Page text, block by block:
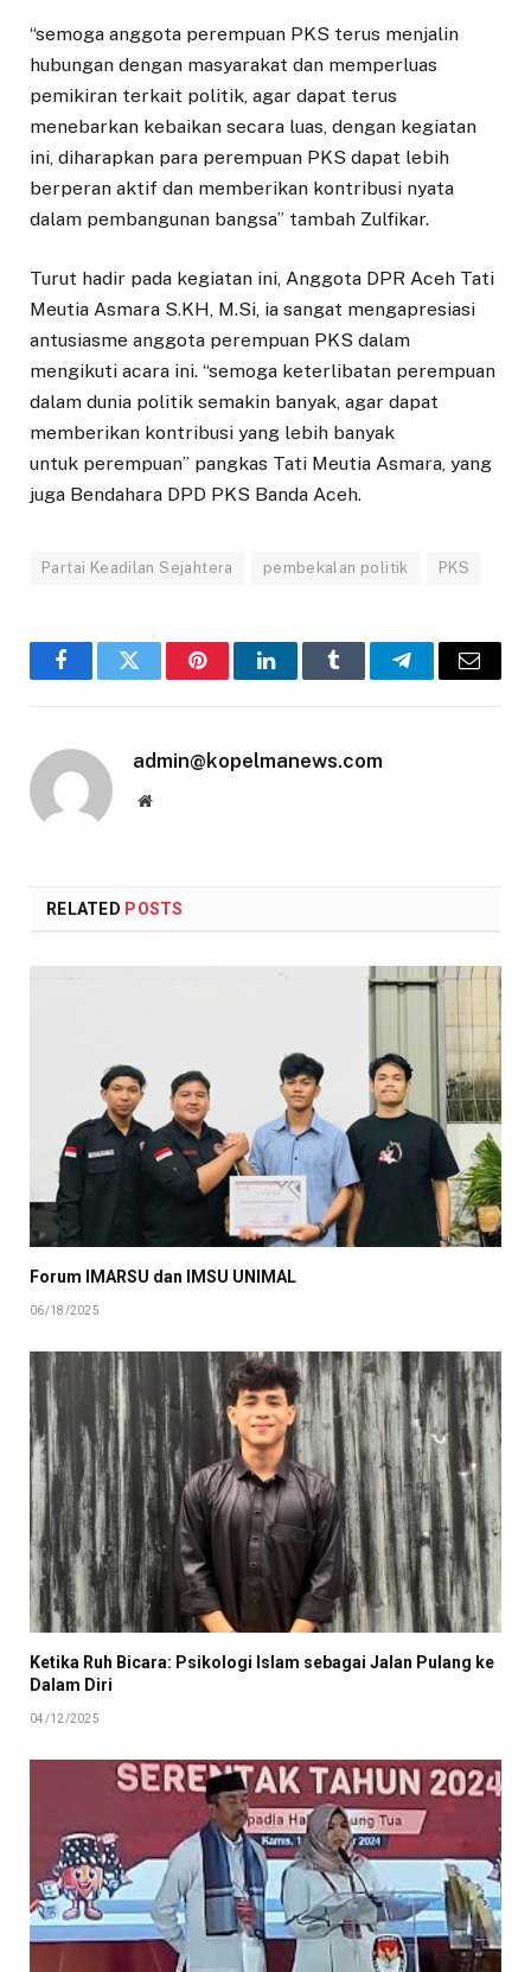
“semoga anggota perempuan PKS terus menjalin
hubungan dengan masyarakat dan memperluas
pemikiran terkait politik, agar dapat terus
menebarkan kebaikan secara luas, dengan kegiatan
ini, diharapkan para perempuan PKS dapat lebih
berperan aktif dan memberikan kontribusi nyata
dalam pembangunan bangsa” tambah Zulfikar.
Turut hadir pada kegiatan ini, Anggota DPR Aceh Tati
Meutia Asmara S.KH, M.Si, ia sangat mengapresiasi
antusiasme anggota perempuan PKS dalam
mengikuti acara ini. “semoga keterlibatan perempuan
dalam dunia politik semakin banyak, agar dapat
memberikan kontribusi yang lebih banyak
untuk perempuan” pangkas Tati Meutia Asmara, yang
juga Bendahara DPD PKS Banda Aceh.
Partai Keadilan Sejahtera pembekalan politik PKS
FacebookTwitter PinterestLinkedInTumblr TelegramEmail
admin@kopelmanews.com
Website
RELATED POSTS
Forum IMARSU dan IMSU UNIMAL
06/18/2025
Ketika Ruh Bicara: Psikologi Islam sebagai Jalan Pulang ke
Dalam Diri
04/12/2025